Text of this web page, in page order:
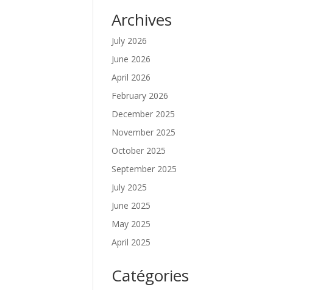
Archives
July 2026
June 2026
April 2026
February 2026
December 2025
November 2025
October 2025
September 2025
July 2025
June 2025
May 2025
April 2025
Catégories